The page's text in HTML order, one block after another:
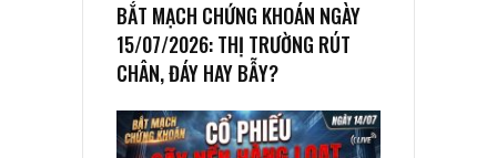
BẮT MẠCH CHỨNG KHOÁN NGÀY
15/07/2026: THỊ TRƯỜNG RÚT
CHÂN, ĐÁY HAY BẪY?